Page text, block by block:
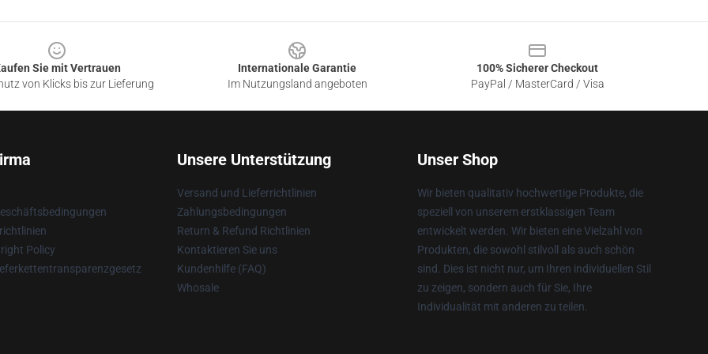
Sie mit Vertrauen
von Klicks bis zur Lieferung
Internationale Garantie
Im Nutzungsland angeboten
100% Sicherer Checkout
PayPal / MasterCard / Visa
Policy
Unsere Unterstützung
Versand und Lieferrichtlinien
Zahlungsbedingungen
Return & Refund Richtlinien
Kontaktieren Sie uns
Kundenhilfe (FAQ)
Whosale
Unser Shop
Wir bieten qualitativ hochwertige Produkte, die
speziell von unserem erstklassigen Team
entwickelt werden. Wir bieten eine Vielzahl von
Produkten, die sowohl stilvoll als auch schön
sind. Dies ist nicht nur, um Ihren individuellen Stil
zu zeigen, sondern auch für Sie, Ihre
Individualität mit anderen zu teilen.